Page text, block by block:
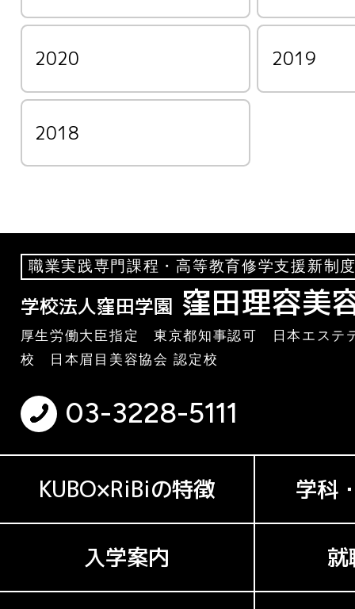
2020 2019
2018
職業実践専門課程・高等教育修学支援新制
学校法人窪田学園 窪田理容美
厚生労働大臣指定 東京都知事認可 日本エステ
校 日本眉目美容協会 認定校
03-3228-5111
KUBO×RiBiの特徴 学科
入学案内